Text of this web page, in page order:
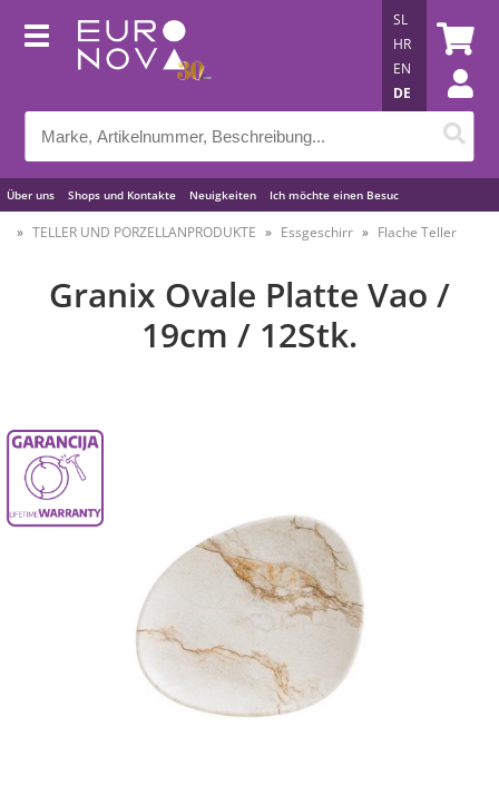
Über uns Shops und Kontakte Neuigkeiten Ich möchte einen Besuc
Nützliche Tipps
SL
HR
EN
DE
TELLER UND PORZELLANPRODUKTE Essgeschirr Flache Teller
Granix Ovale Platte Vao /
19cm / 12Stk.